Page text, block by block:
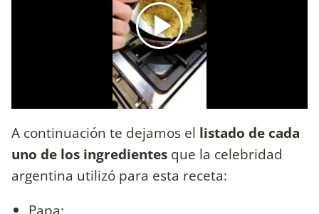
A continuación te dejamos el listado de cada
uno de los ingredientes que la celebridad
argentina utilizó para esta receta: